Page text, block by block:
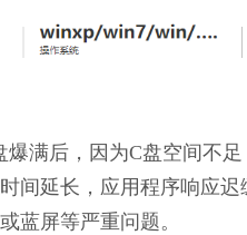
爆满后，因为C盘空间不
间延长，应用程序响应
蓝屏等严重问题。